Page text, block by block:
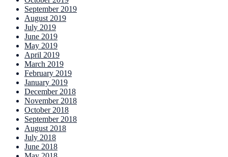
September 2019
August 2019
July 2019
June 2019
May 2019
April 2019
March 2019
February 2019
January 2019
December 2018
November 2018
October 2018
September 2018
August 2018
July 2018
June 2018